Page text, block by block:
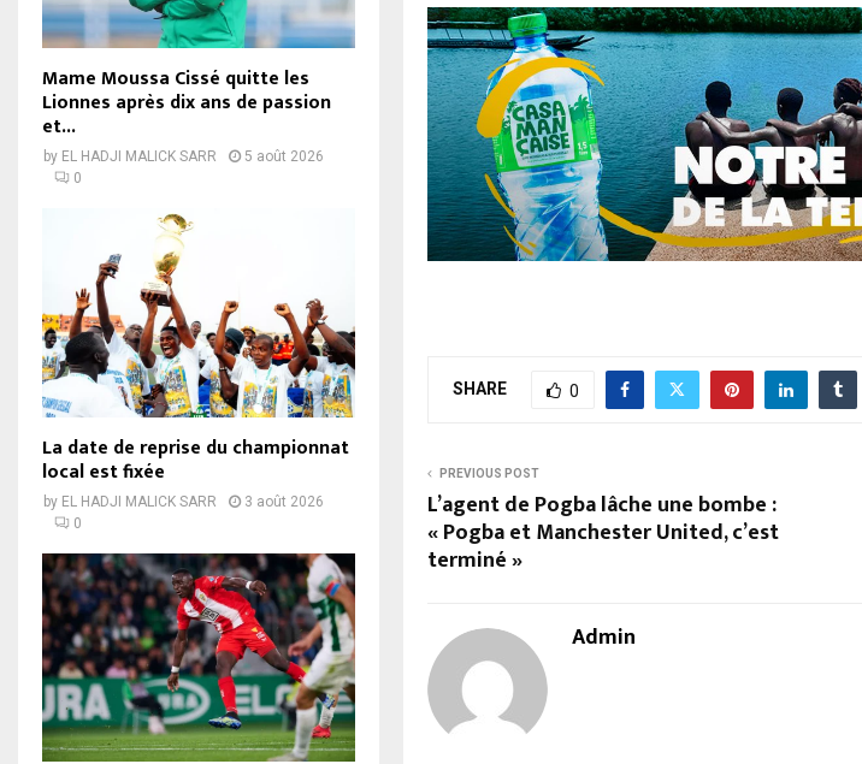
SHARE 0
PREVIOUS POST
L’agent de Pogba lâche une bombe :
« Pogba et Manchester United, c’est
terminé »
Admin
Mame Moussa Cissé quitte les
Lionnes après dix ans de passion
et...
by EL HADJI MALICK SARR
5 août 2026
0
La date de reprise du championnat
local est fixée
by EL HADJI MALICK SARR
3 août 2026
0